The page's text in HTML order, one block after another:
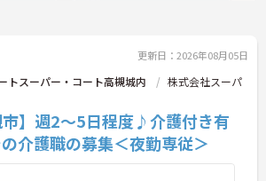
更新日：2026年08月05日
トスーパー・コート高槻城内
株式会社スーパ
市】週2～5日程度♪介護付き有
介護職の募集＜夜勤専従＞